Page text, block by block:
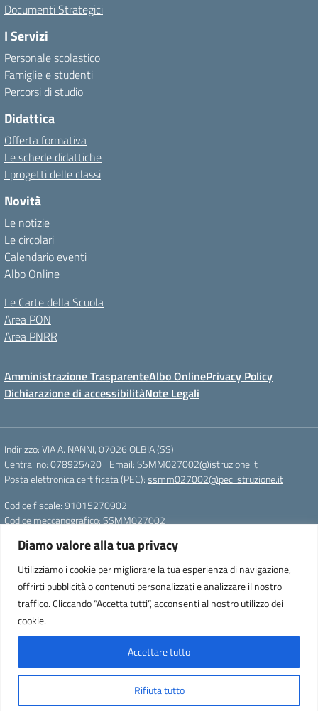
Diamo valore alla tua privacy
Utilizziamo i cookie per migliorare la tua esperienza di navigazione,
offrirti pubblicità o contenuti personalizzati e analizzare il nostro
traffico. Cliccando “Accetta tutti”, acconsenti al nostro utilizzo dei
cookie.
Rifiuta tutto
Accettare tutto
Documenti Strategici
I Servizi
Personale scolastico
Famiglie e studenti
Percorsi di studio
Didattica
Offerta formativa
Le schede didattiche
I progetti delle classi
Novità
Le notizie
Le circolari
Calendario eventi
Albo Online
Le Carte della Scuola
Area PON
Area PNRR
Amministrazione TrasparenteAlbo OnlinePrivacy Policy
Dichiarazione di accessibilitàNote Legali
Indirizzo:VIA A. NANNI, 07026 OLBIA (SS)
Centralino:078925420 Email:SSMM027002@istruzione.it
Posta elettronica certificata (PEC):ssmm027002@pec.istruzione.it
Codice fiscale: 91015270902
Codice meccanografico:SSMM027002
Scuola secondaria di primo grado “Ettore Pais”
SSMM027002@istruzione.it
ssmm027002@pec.istruzione.it
91015270902
Responsabile sito web: Patty Sanna
Concept & Design by Designers Italia